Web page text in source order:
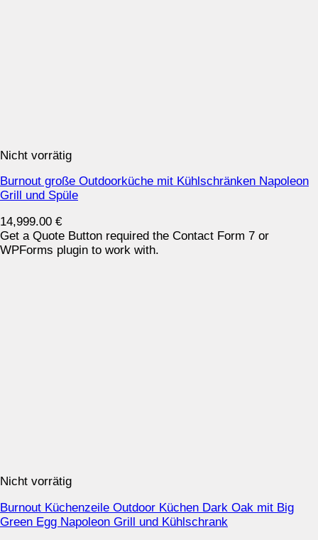
Nicht vorrätig
Burnout große Outdoorküche mit Kühlschränken Napoleon
Grill und Spüle
14,999.00 €
Get a Quote Button required the Contact Form 7 or
WPForms plugin to work with.
Nicht vorrätig
Burnout Küchenzeile Outdoor Küchen Dark Oak mit Big
Green Egg Napoleon Grill und Kühlschrank